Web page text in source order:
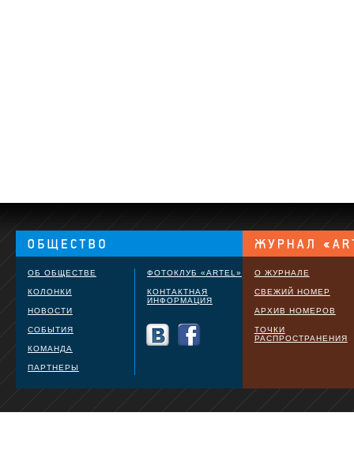
ОБ ОБЩЕСТВЕ
КОЛОНКИ
НОВОСТИ
СОБЫТИЯ
КОМАНДА
ПАРТНЕРЫ
ФОТОКЛУБ «ARTEL»
КОНТАКТНАЯ
ИНФОРМАЦИЯ
О ЖУРНАЛЕ
СВЕЖИЙ НОМЕР
АРХИВ НОМЕРОВ
ТОЧКИ
РАСПРОСТРАНЕНИЯ